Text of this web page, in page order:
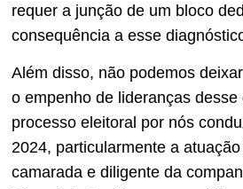
requer a junção de um bloco
consequência a esse
Além disso, não podemos
o empenho de lideranças desse
processo eleitoral por nós
2024, particularmente a
camarada e diligente da